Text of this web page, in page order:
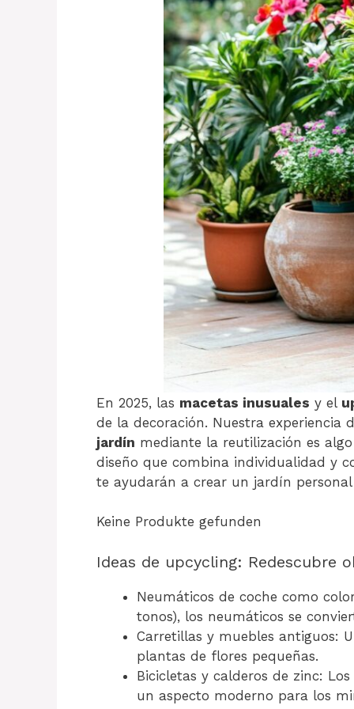
En 2025, las macetas inusuales y el
de la decoración. Nuestra experiencia
jardín mediante la reutilización es
diseño que combina individualidad y
te ayudarán a crear un jardín personal
Keine Produkte gefunden
Ideas de upcycling: Redescubre
Neumáticos de coche como
tonos), los neumáticos se
Carretillas y muebles antiguos:
plantas de flores pequeñas.
Bicicletas y calderos de zinc:
un aspecto moderno para los